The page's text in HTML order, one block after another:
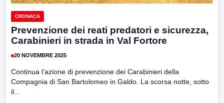
CRONACA
Prevenzione dei reati predatori e sicurezza,
Carabinieri in strada in Val Fortore
20 NOVEMBRE 2025
Continua l’azione di prevenzione dei Carabinieri della
Compagnia di San Bartolomeo in Galdo. La scorsa notte, sotto
il...